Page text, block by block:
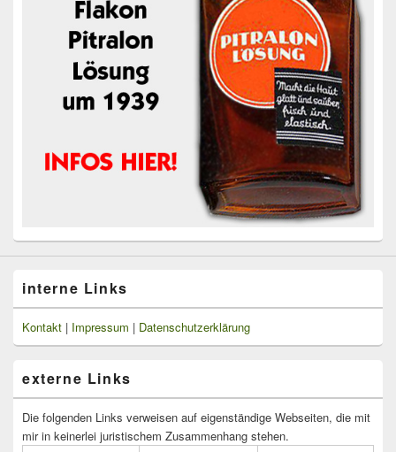
interne Links
Kontakt | Impressum | Datenschutzerklärung
externe Links
Die folgenden Links verweisen auf eigenständige Webseiten, die mit
mir in keinerlei juristischem Zusammenhang stehen.